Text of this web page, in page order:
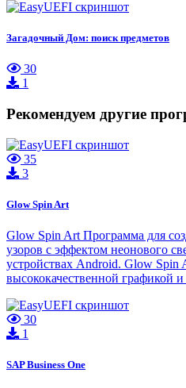
Загадочный Дом: поиск предметов
30
1
Рекомендуем другие
35
3
Glow Spin Art
Glow Spin Art Программа для
узоров с эффектом неонового
устройствах Android. Glow Spin
высококачественной графикой
30
1
SAP Business One